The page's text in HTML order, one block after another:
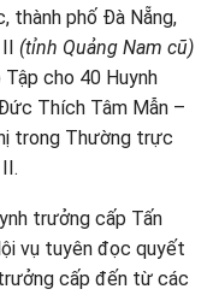
thành phố Đà Nẵng,
(tỉnh Quảng Nam cũ)
cho 40 Huynh
Thích Tâm Mẫn –
trong Thường trực
trưởng cấp Tấn
vụ tuyên đọc quyết
cấp đến từ các